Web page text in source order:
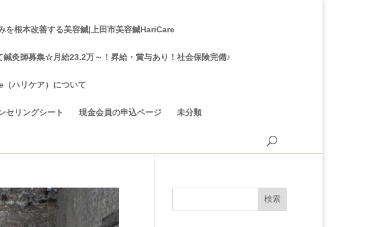
を根本改善する美容鍼|上田市美容鍼HariCare
鍼灸師募集☆月給23.2万～！昇給・賞与あり！社会保険完備♪
（ハリケア）について
セリングシート 現金会員の申込ページ 未分類
検索